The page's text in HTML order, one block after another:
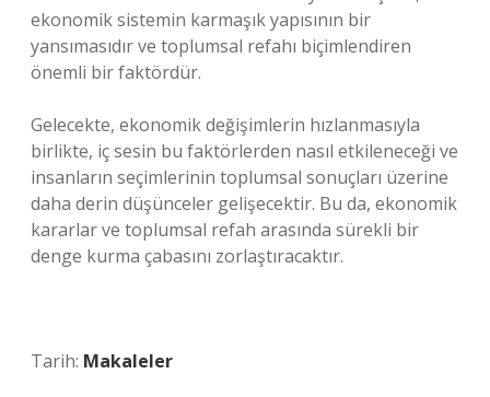
ekonomik sistemin karmaşık yapısının bir
yansımasıdır ve toplumsal refahı biçimlendiren
önemli bir faktördür.
Gelecekte, ekonomik değişimlerin hızlanmasıyla
birlikte, iç sesin bu faktörlerden nasıl etkileneceği ve
insanların seçimlerinin toplumsal sonuçları üzerine
daha derin düşünceler gelişecektir. Bu da, ekonomik
kararlar ve toplumsal refah arasında sürekli bir
denge kurma çabasını zorlaştıracaktır.
Tarih: Makaleler